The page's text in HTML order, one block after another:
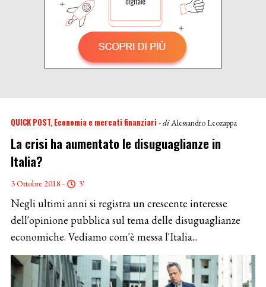
QUICK POST Economia e mercati finanziari - diAlessandro Leozappa
La crisi ha aumentato le disuguaglianze in
Italia?
3 Ottobre 2018 - 3'
Negli ultimi anni si registra un crescente interesse
dell'opinione pubblica sul tema delle disuguaglianze
economiche. Vediamo com'è messa l'Italia...